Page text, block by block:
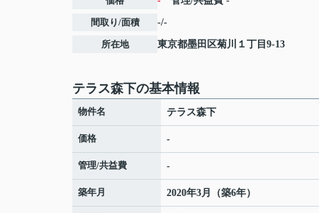
間取り/面積 -/-
所在地 東京都墨田区菊川 １丁目9-13
テラス森下の基本情報
物件名 テラス森下
価格 -
管理/共益費 -
築年月 2020年3月（築6年）